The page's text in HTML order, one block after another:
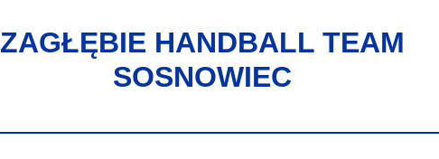
ZAGŁĘBIE HANDBALL TEAM
SOSNOWIEC